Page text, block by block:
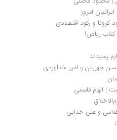
امروز
کرونا و رکود اقتصادی
کتاب ریاض!
رسیدند
چهل‌تن و امیر خداوردی
| الهام قاسمی
و علی خدایی